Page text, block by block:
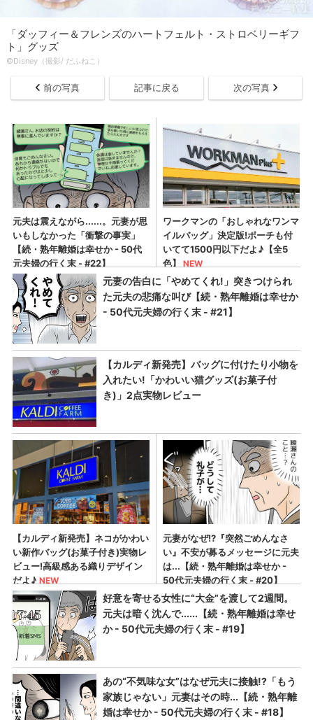
「ダッフィー＆フレンズのハートフェルト・ストロベリーギフ
ト」グッズ
©Disney（撮影/ だふねこ）
前の写真 記事に戻る 次の写真